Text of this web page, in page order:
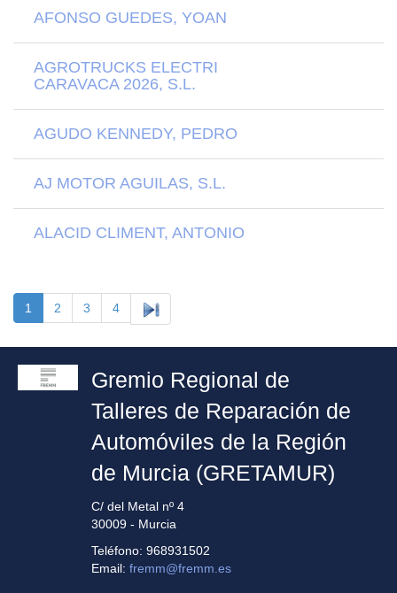
AFONSO GUEDES, YOAN
AGROTRUCKS ELECTRI
CARAVACA 2026, S.L.
AGUDO KENNEDY, PEDRO
AJ MOTOR AGUILAS, S.L.
ALACID CLIMENT, ANTONIO
1 2 3 4
Gremio Regional de
Talleres de Reparación de
Automóviles de la Región
de Murcia (GRETAMUR)
C/ del Metal nº 4
30009 - Murcia
Teléfono: 968931502
Email: fremm@fremm.es